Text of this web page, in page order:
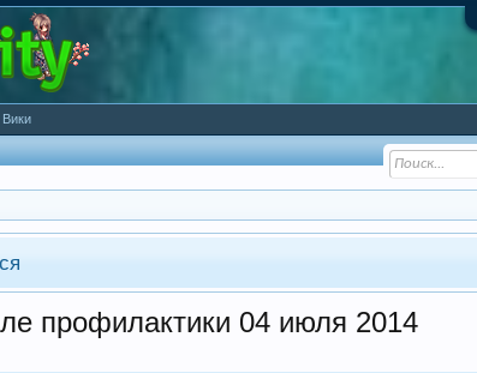
профилактики 04 июля 2014
Вики